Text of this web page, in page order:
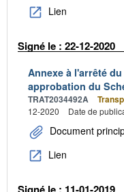
Lien
Signé le : 22-12-2020
Annexe à l'arrêté
approbation du
TRAT2034492A
12-2020
Date de
Document
Lien